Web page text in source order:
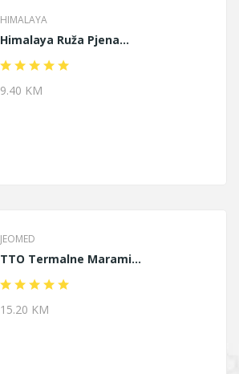
HIMALAYA
Himalaya Ruža Pjena...
9.40 KM
JEOMED
TTO Termalne Marami...
15.20 KM